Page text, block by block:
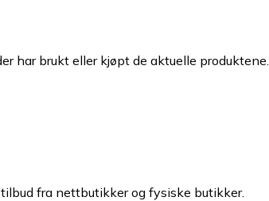
har brukt eller kjøpt de aktuelle produktene.
fra nettbutikker og fysiske butikker.